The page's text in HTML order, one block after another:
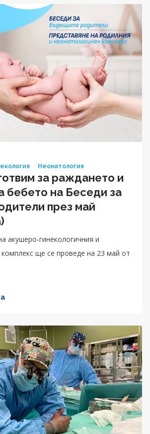
Неонатология
за раждането и
бебето на Беседи за
през май
акушеро-гинекологичния и
ще се проведе на 23 май от